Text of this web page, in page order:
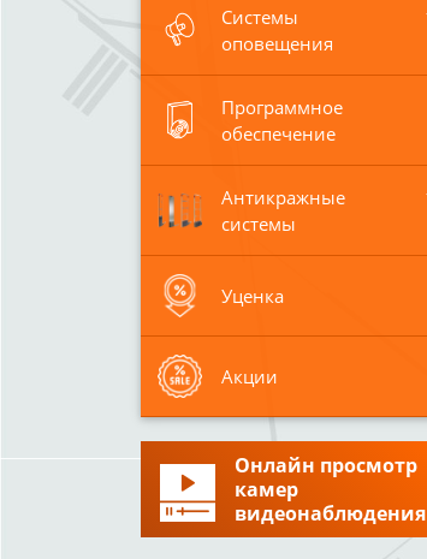
Системы
оповещения
Программное
обеспечение
Антикражные
системы
Уценка
Акции
Онлайн просмотр
камер
видеонаблюдения